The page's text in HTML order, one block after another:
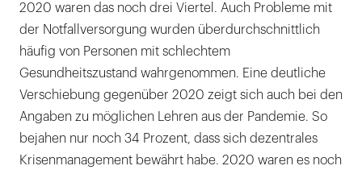
2020 waren das noch drei Viertel. Auch Probleme mit
der Notfallversorgung wurden überdurchschnittlich
häufig von Personen mit schlechtem
Gesundheitszustand wahrgenommen. Eine deutliche
Verschiebung gegenüber 2020 zeigt sich auch bei den
Angaben zu möglichen Lehren aus der Pandemie. So
bejahen nur noch 34 Prozent, dass sich dezentrales
Krisenmanagement bewährt habe. 2020 waren es noch